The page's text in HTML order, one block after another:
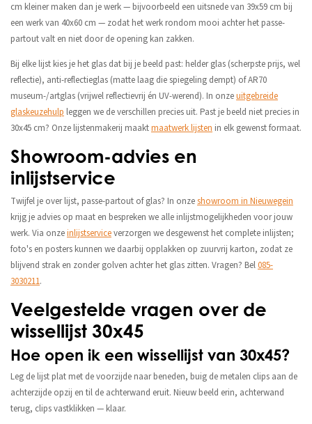
cm kleiner maken dan je werk — bijvoorbeeld een uitsnede van 39x59 cm bij
een werk van 40x60 cm — zodat het werk rondom mooi achter het passe-
partout valt en niet door de opening kan zakken.
Bij elke lijst kies je het glas dat bij je beeld past: helder glas (scherpste prijs, wel
reflectie), anti-reflectieglas (matte laag die spiegeling dempt) of AR70
museum-/artglas (vrijwel reflectievrij én UV-werend). In onzeuitgebreide
glaskeuzehulp leggen we de verschillen precies uit. Past je beeld niet precies in
30x45 cm? Onze lijstenmakerij maaktmaatwerk lijsten in elk gewenst formaat.
Showroom-advies en
inlijstservice
Twijfel je over lijst, passe-partout of glas? In onzeshowroom in Nieuwegein
krijg je advies op maat en bespreken we alle inlijstmogelijkheden voor jouw
werk. Via onzeinlijstserviceverzorgen we desgewenst het complete inlijsten;
foto's en posters kunnen we daarbij opplakken op zuurvrij karton, zodat ze
blijvend strak en zonder golven achter het glas zitten. Vragen? Bel085-
3030211.
Veelgestelde vragen over de
wissellijst 30x45
Hoe open ik een wissellijst van 30x45?
Leg de lijst plat met de voorzijde naar beneden, buig de metalen clips aan de
achterzijde opzij en til de achterwand eruit. Nieuw beeld erin, achterwand
terug, clips vastklikken — klaar.